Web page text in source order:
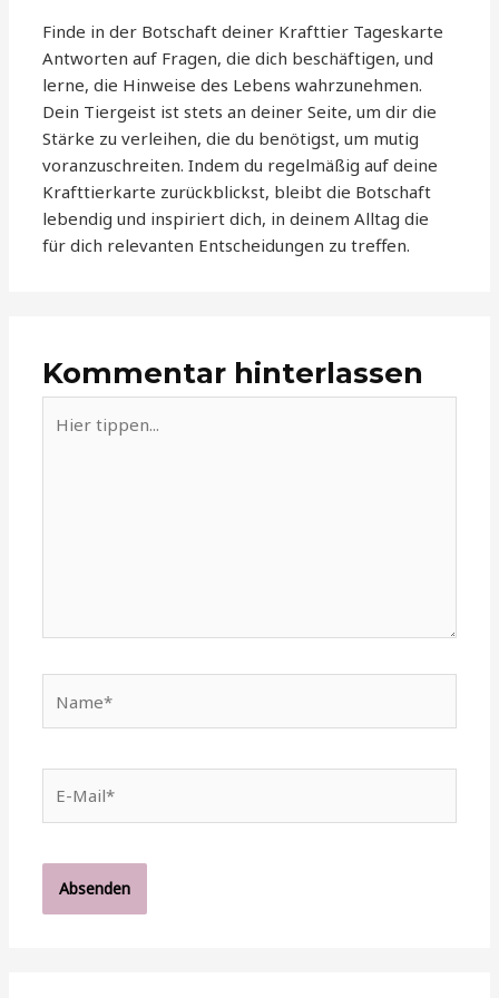
Finde in der Botschaft deiner Krafttier Tageskarte
Antworten auf Fragen, die dich beschäftigen, und
lerne, die Hinweise des Lebens wahrzunehmen.
Dein Tiergeist ist stets an deiner Seite, um dir die
Stärke zu verleihen, die du benötigst, um mutig
voranzuschreiten. Indem du regelmäßig auf deine
Krafttierkarte zurückblickst, bleibt die Botschaft
lebendig und inspiriert dich, in deinem Alltag die
für dich relevanten Entscheidungen zu treffen.
Kommentar hinterlassen
tippen...
Mail*